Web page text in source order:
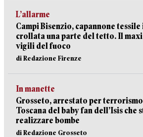
L’allarme
Campi Bisenzio, capannone tessile
crollata una parte del tetto. Il
vigili del fuoco
di Redazione Firenze
In manette
Grosseto, arrestato per
Toscana del baby fan dell’Isis che
realizzare bombe
di Redazione Grosseto